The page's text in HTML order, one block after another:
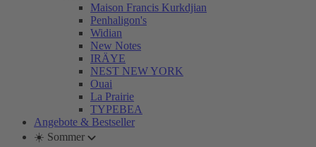
Maison Francis Kurkdjian
Penhaligon's
Widian
New Notes
IRÄYE
NEST NEW YORK
Ouai
La Prairie
TYPEBEA
Angebote & Bestseller
☀️ Sommer